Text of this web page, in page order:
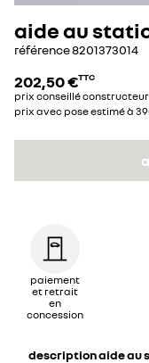
aide au
référence8201373014
202,50 €TTC
prix conseillé constructeur
prix avec pose estimé à
paiement
et retrait
en
concession
descriptionaide au